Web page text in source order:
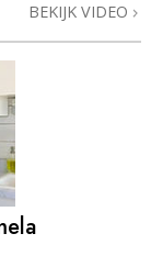
BEKIJK VIDEO